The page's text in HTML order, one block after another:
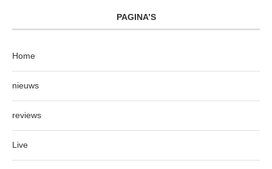
PAGINA’S
Home
nieuws
reviews
Live